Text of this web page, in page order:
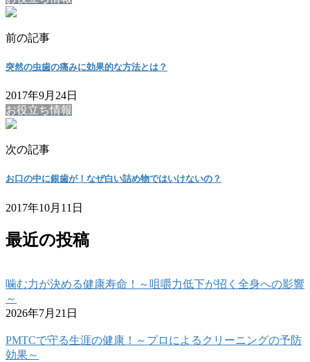
前の記事
突然の虫歯の痛みに効果的な方法とは？
2017年9月24日
お役立ち情報
次の記事
お口の中に銀歯が！なぜ白い詰め物ではいけないの？
2017年10月11日
最近の投稿
噛む力が決める健康寿命！～咀嚼力低下が招く全身への影響
～
2026年7月21日
PMTCで守る生涯の健康！～プロによるクリーニングの予防
効果～